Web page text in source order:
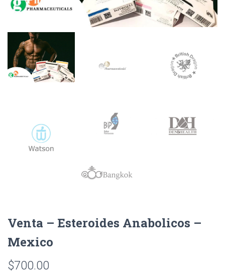
Venta – Esteroides Anabolicos –
Mexico
$700.00